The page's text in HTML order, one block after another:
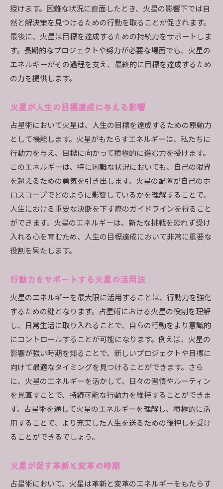
授けます。困難な状況に直面したとき、火星の影響下では自
然と解決策を見つけるための行動を取ることが促されます。
最後に、火星は目標を達成するための持続力をサポートしま
す。長期的なプロジェクトや努力が必要な場面でも、火星の
エネルギーがその過程を支え、最終的に目標を達成するため
の力を提供します。
火星が人生の目標達成に与える影響
占星術において火星は、人生の目標を達成するための原動力
として機能します。火星がもたらすエネルギーは、私たちに
行動力を与え、目標に向かって積極的に進む力を授けます。
このエネルギーは、特に困難な状況においても、自己の限界
を超えるための勇気を引き出します。火星の配置が自己のホ
ロスコープでどのように影響しているかを理解することで、
人生における重要な決断を下す際のガイドラインを得ること
ができます。火星のエネルギーは、新たな挑戦を恐れず受け
入れる心を育むため、人生の目標達成において非常に重要な
役割を果たします。
行動力をサポートする火星の活用法
火星のエネルギーを最大限に活用することは、行動力を強化
するための鍵となります。占星術における火星の役割を理解
し、日常生活に取り入れることで、自らの行動をより意識的
にコントロールすることが可能になります。例えば、火星の
影響が強い時期を知ることで、新しいプロジェクトや目標に
向けて最適なタイミングを見つけることができます。さら
に、火星のエネルギーを活かして、日々の習慣やルーティン
を見直すことで、持続可能な行動力を維持することができま
す。占星術を通して火星のエネルギーを理解し、積極的に活
用することで、より充実した人生を送るための後押しを受け
ることができるでしょう。
火星が促す革新と変革の時期
占星術において、火星は革新と変革のエネルギーをもたらす